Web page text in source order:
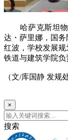
哈萨克斯坦物
达・萨里娜，国
红波，学校发展规
铁道与建筑学院负
（文/库国静 发规
×
搜索